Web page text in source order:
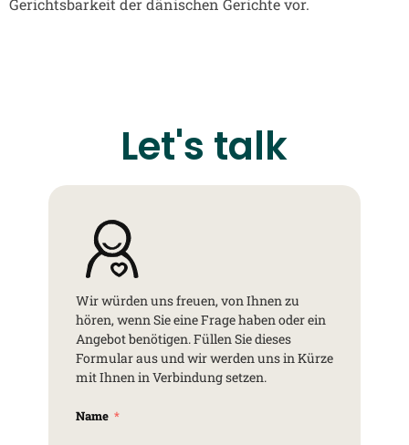
Gerichtsbarkeit der dänischen Gerichte vor.
Let's talk
Wir würden uns freuen, von Ihnen zu
hören, wenn Sie eine Frage haben oder ein
Angebot benötigen. Füllen Sie dieses
Formular aus und wir werden uns in Kürze
mit Ihnen in Verbindung setzen.
Name